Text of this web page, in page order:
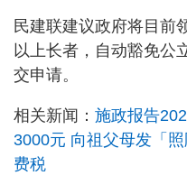
民建联建议政府将目前
以上长者，自动豁免公
交申请。
相关新闻： 施政报告
3000元 向祖父母发「
费税